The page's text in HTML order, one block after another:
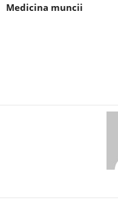
Medicina muncii